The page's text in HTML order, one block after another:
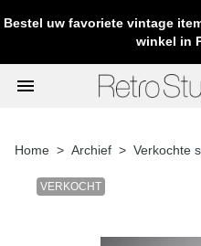
Bestel uw favoriete vintage
winkel in
menu
Home Archief Verkochte
VERKOCHT